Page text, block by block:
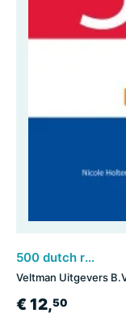
500 dutch recipes
Veltman Uitgevers
€ 12,50